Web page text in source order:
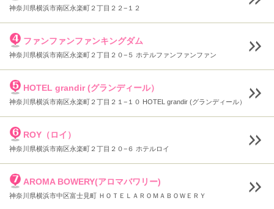
神奈川県横浜市南区永楽町２丁目２２−１２
ファンファンファンキングダム
神奈川県横浜市南区永楽町２丁目２０−５ ホテルファンファンファン
HOTEL grandir (グランディール）
神奈川県横浜市南区永楽町２丁目２１−１０ HOTEL grandir (グランディール）
ROY（ロイ）
神奈川県横浜市南区永楽町２丁目２０−６ ホテルロイ
AROMA BOWERY(アロマバワリー)
神奈川県横浜市中区富士見町 ＨＯＴＥＬＡＲＯＭＡＢＯＷＥＲＹ